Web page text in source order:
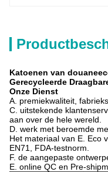
Katoenen van
Gerecycleerde
Onze Dienst
A. premiekwaliteit,
C. uitstekende
aan over de hele wereld.
D. werk met beroemde
Het materiaal van E. Eco
EN71, FDA-testnorm.
F. de aangepaste
E. online QC en Pre-